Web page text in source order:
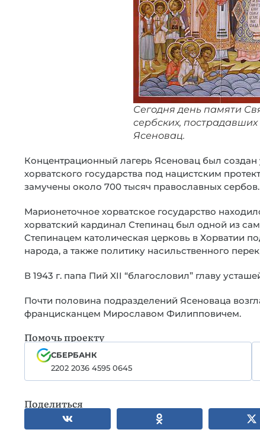
Сегодня день памяти
сербских,
Ясеновац.
Концентрационный лагерь Ясеновац был
хорватского государства под нацистским
замучены около 700 тысяч православных сербов.
Марионеточное хорватское государство
хорватский кардинал Степинац был одной из
Степинацем католическая церковь в Хорватии
народа, а также политику насильственного
В 1943 г. папа Пий XII “благословил” главу
Почти половина подразделений Ясеноваца
францисканцем Мирославом Филипповичем.
Помочь проекту
СБЕРБАНК
2202 2036 4595 0645
Поделиться